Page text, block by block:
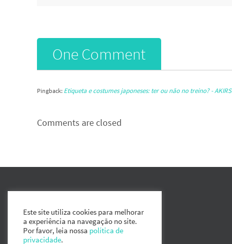
One Comment
Pingback: Etiqueta e costumes japoneses: ter ou não no treino? - AKIRS
Comments are closed
Este site utiliza cookies para melhorar
a experiência na navegação no site.
Por favor, leia nossa política de
privacidade.